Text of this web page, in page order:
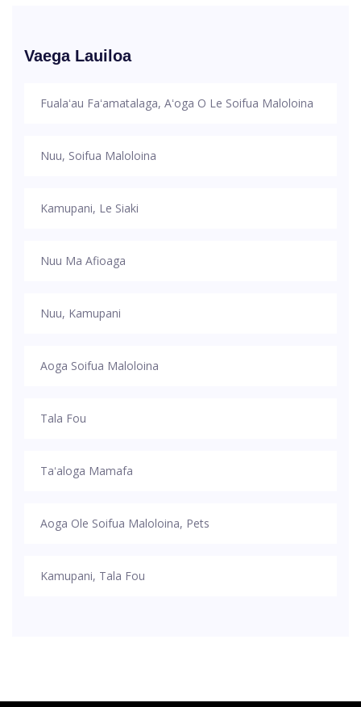
Vaega Lauiloa
Fualaʻau Faʻamatalaga, Aʻoga O Le Soifua Maloloina
Nuu, Soifua Maloloina
Kamupani, Le Siaki
Nuu Ma Afioaga
Nuu, Kamupani
Aoga Soifua Maloloina
Tala Fou
Taʻaloga Mamafa
Aoga Ole Soifua Maloloina, Pets
Kamupani, Tala Fou